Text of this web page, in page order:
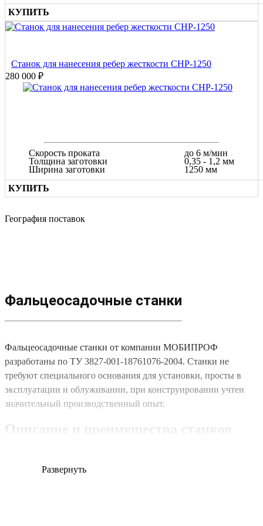
КУПИТЬ
Станок для нанесения ребер жесткости СНР-1250
280 000 ₽
Скорость проката
Толщина заготовки
Ширина заготовки
до 6 м/мин
0,35 - 1,2 мм
1250 мм
КУПИТЬ
География поставок
Фальцеосадочные станки
Фальцеосадочные станки от компании МОБИПРОФ
разработаны по ТУ 3827-001-18761076-2004. Станки не
требуют специального основания для установки, просты в
эксплуатации и облуживании, при конструировании учтен
значительный производственный опыт.
Описание и преимущества станков
пустотелых заготовок. На станках изготавливают приточные
Развернуть